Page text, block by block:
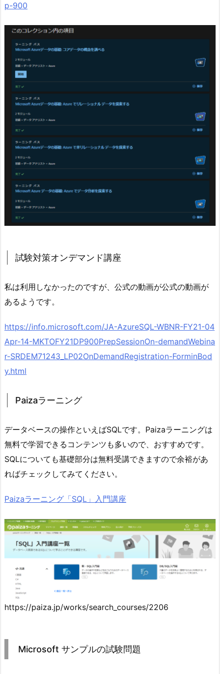
p-900
試験対策オンデマンド講座
私は利用しなかったのですが、公式の動画が公式の動画が
あるようです。
https://info.microsoft.com/JA-AzureSQL-WBNR-FY21-04
Apr-14-MKTOFY21DP900PrepSessionOn-demandWebina
r-SRDEM71243_LP02OnDemandRegistration-ForminBod
y.html
Paizaラーニング
データベースの操作といえばSQLです。Paizaラーニングは
無料で学習できるコンテンツも多いので、おすすめです。
SQLについても基礎部分は無料受講できますので余裕があ
ればチェックしてみてください。
Paizaラーニング「SQL」入門講座
https://paiza.jp/works/search_courses/2206
Microsoft サンプルの試験問題